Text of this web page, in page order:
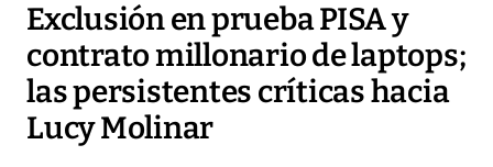
Exclusión en prueba PISA y
contrato millonario de laptops;
las persistentes críticas hacia
Lucy Molinar